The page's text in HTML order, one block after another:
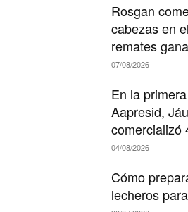
Rosgan
cabezas en
remates
07/08/2026
En la
Aapresid,
comercializó
04/08/2026
Cómo
lecheros